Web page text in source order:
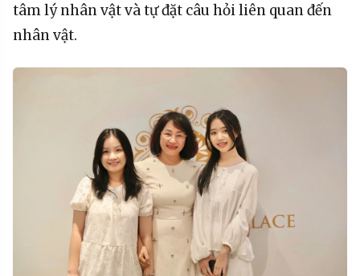
tâm lý nhân vật và tự đặt câu hỏi liên quan đến
nhân vật.